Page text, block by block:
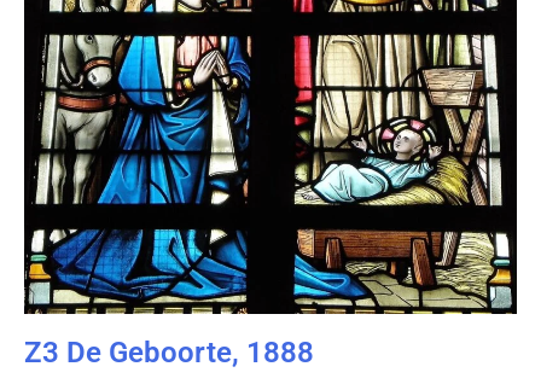
Z3 De Geboorte, 1888